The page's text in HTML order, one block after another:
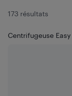
173 résultats
Centrifugeuse